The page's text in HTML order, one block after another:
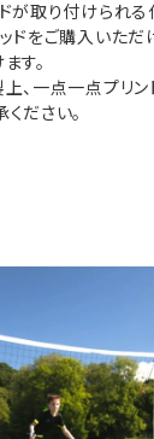
が取り付けられる
ドをご購入いただ
す。
、一点一点プリ
ださい。